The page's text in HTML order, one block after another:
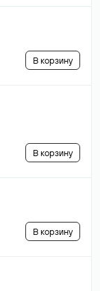
В корзину
В корзину
В корзину